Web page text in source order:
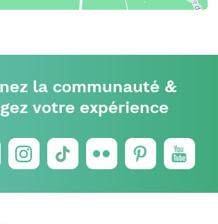
la communauté &
votre expérience